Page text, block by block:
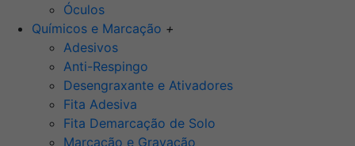
Óculos
Químicos e Marcação +
Adesivos
Anti-Respingo
Desengraxante e Ativadores
Fita Adesiva
Fita Demarcação de Solo
Marcação e Gravação